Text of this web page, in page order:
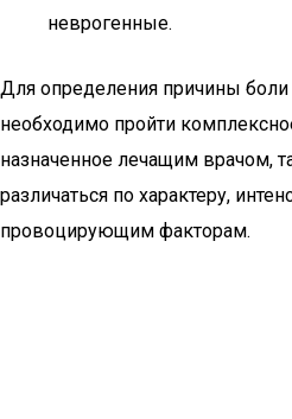
неврогенные.
Для определения причины боли
необходимо пройти
назначенное лечащим врачом,
различаться по характеру,
провоцирующим факторам.